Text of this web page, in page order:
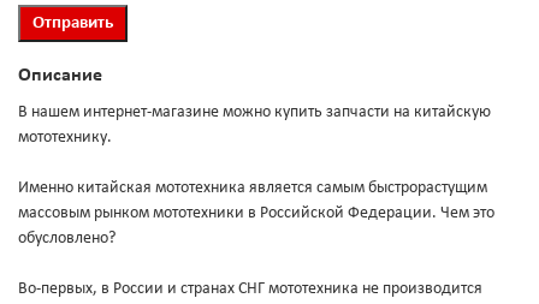
Описание
В нашем интернет-магазине можно купить запчасти на китайскую
мототехнику.
Именно китайская мототехника является самым быстрорастущим
массовым рынком мототехники в Российской Федерации. Чем это
обусловлено?
Во-первых, в России и странах СНГ мототехника не производится